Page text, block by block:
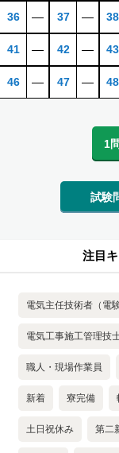
36 ―
41 ―
46 ―
37 ―
42 ―
47 ―
38
43
48
1
試験
注目
電気主任技術者（電験
電気工事施工管理技
職人・現場作業員
新着 寮完備
土日祝休み 第二